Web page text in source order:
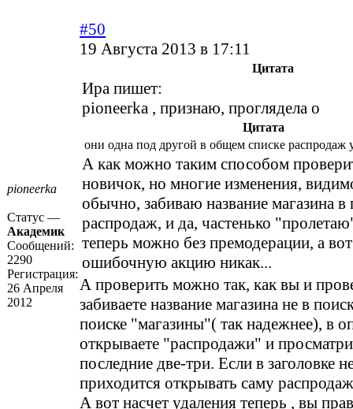
pioneerka
Статус —
Академик
Сообщений:
2290
Регистрация:
26 Апреля
2012
#50
19 Августа 2013 в 17:11
Цитата
Ира пишет:
pioneerka , признаю, проглядела о
Цитата
они одна под другой в общем списке распродаж
А как можно таким способом
новичок, но многие изменения,
обычно, забиваю название магазина в
распродаж, и да, частенько
теперь можно без премодерации, а
ошибочную акцию никак...
А проверить можно так, как вы и
забиваете название магазина не в
поиске "магазины"( так надежнее), в
открываете "распродажи" и
последние две-три. Если в заголовке
приходится открывать саму
А вот насчет удаления теперь , вы